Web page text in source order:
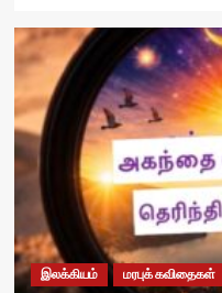
இலக்கியம் மரபுக் கவிதைகள்